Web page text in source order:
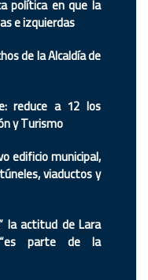
política en que la
e izquierdas
de la Alcaldía de
reduce a 12 los
y Turismo
edificio municipal,
viaductos y
la actitud de Lara
parte de la